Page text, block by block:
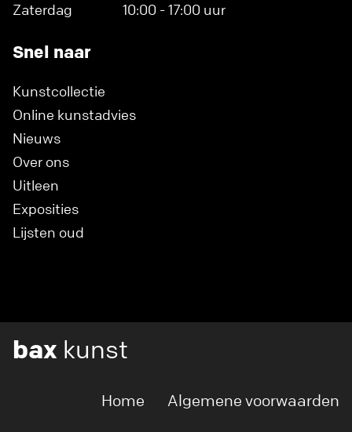
Zaterdag
10:00 - 17:00 uur
Snel naar
Kunstcollectie
Online kunstadvies
Nieuws
Over ons
Uitleen
Exposities
Lijsten oud
bax kunst
Home Algemene voorwaarden